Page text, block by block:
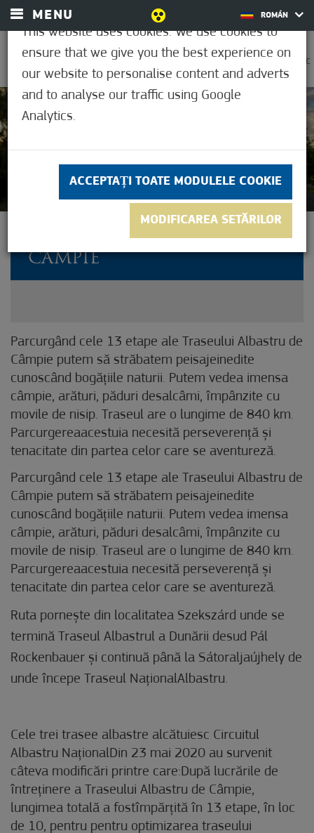
MENU ROMÁN
31,7°C
5
CIRCUITUL ALBASTRU ÎN
CÂMPIE
Parcurgând cele 13 etape ale Traseului Albastru de
Câmpie putem să străbatem peisajeinedite
cunoscând bogățiile naturii. Putem vedea imensa
câmpie, arături, păduri desalcâmi, împânzite cu
movile de nisip. Traseul are o lungime de 840 km.
Parcurgereaacestuia necesită perseverență și
tenacitate din partea celor care se aventureză.
Parcurgând cele 13 etape ale Traseului Albastru de
Câmpie putem să străbatem peisajeinedite
cunoscând bogățiile naturii. Putem vedea imensa
câmpie, arături, păduri desalcâmi, împânzite cu
movile de nisip. Traseul are o lungime de 840 km.
Parcurgereaacestuia necesită perseverență și
tenacitate din partea celor care se aventureză.
Ruta pornește din localitatea Szekszárd unde se
termină Traseul Albastrul a Dunării desud Pál
Rockenbauer și continuă până la Sátoraljaújhely de
unde începe Traseul NaționalAlbastru.
Cele trei trasee albastre alcătuiesc Circuitul
Albastru NaționalDin 23 mai 2020 au survenit
câteva modificări printre care:După lucrările de
întreținere a Traseului Albastru de Câmpie,
lungimea totală a fostîmpărțită în 13 etape, în loc
de 10, pentru pentru optimizarea traseului
This website uses cookies. We use cookies to
ensure that we give you the best experience on
our website to personalise content and adverts
and to analyse our traffic using Google
Analytics.
ACCEPTAȚI TOATE MODULELE COOKIE
MODIFICAREA SETĂRILOR